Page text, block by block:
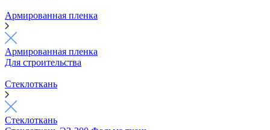
Армированная пленка
Армированная пленка
Для строительства
Стеклоткань
Стеклоткань